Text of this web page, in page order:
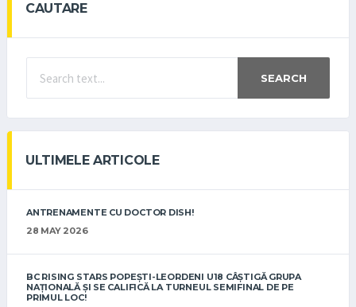
CAUTARE
SEARCH
ULTIMELE ARTICOLE
ANTRENAMENTE CU DOCTOR DISH!
28 MAY 2026
BC RISING STARS POPEȘTI-LEORDENI U18 CÂȘTIGĂ GRUPA
NAȚIONALĂ ȘI SE CALIFICĂ LA TURNEUL SEMIFINAL DE PE
PRIMUL LOC!